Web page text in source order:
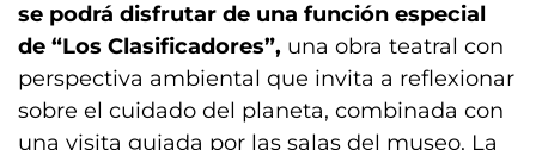
se podrá disfrutar de una función especial
de “Los Clasificadores”, una obra teatral con
perspectiva ambiental que invita a reflexionar
sobre el cuidado del planeta, combinada con
una visita guiada por las salas del museo. La